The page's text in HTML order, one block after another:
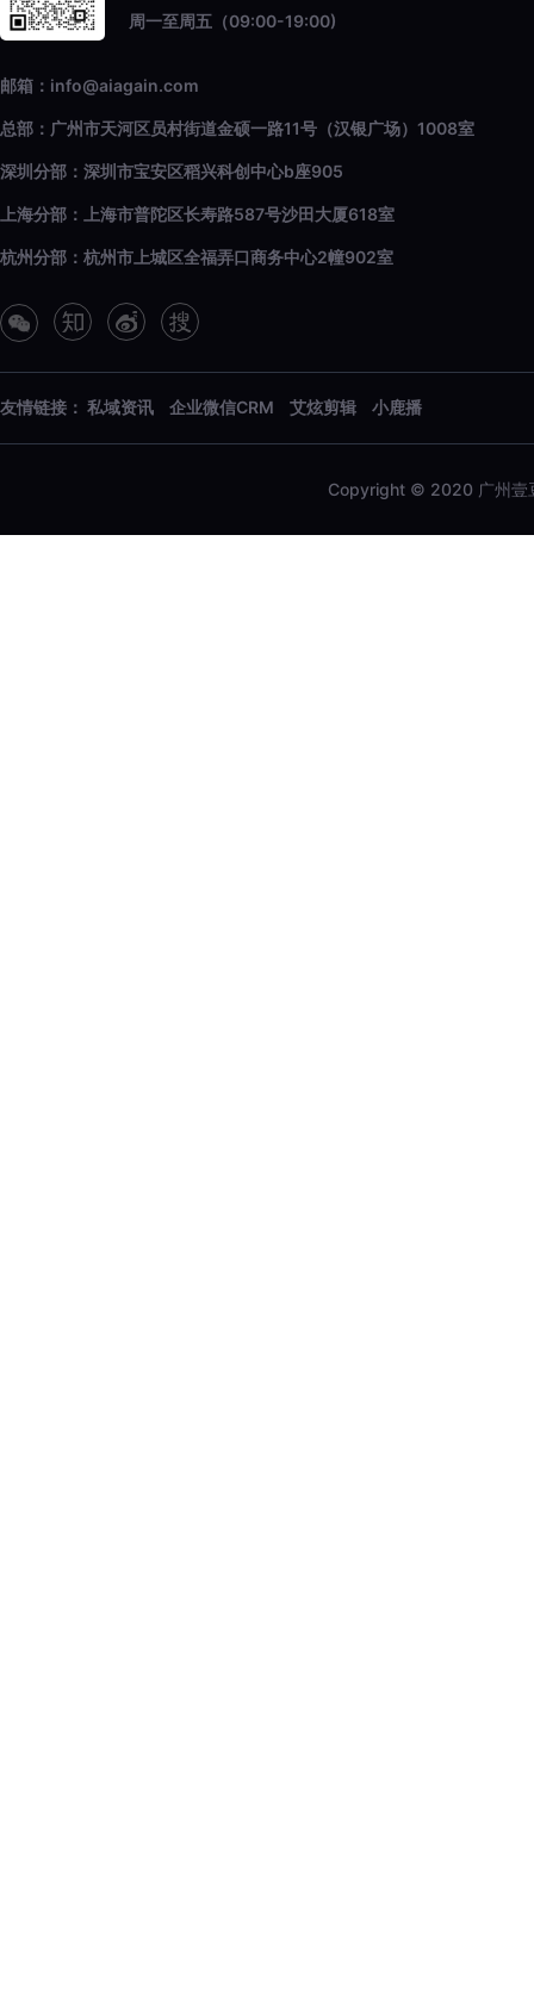
周一至周五（09:00-19:00)
邮箱：info@aiagain.com
总部：广州市天河区员村街道金硕一路11号（汉银广场）1008室
深圳分部：深圳市宝安区稻兴科创中心b座905
上海分部：上海市普陀区长寿路587号沙田大厦618室
杭州分部：杭州市上城区全福弄口商务中心2幢902室
友情链接： 私域资讯 企业微信CRM 艾炫剪辑 小鹿播
Copyright © 2020 广州壹